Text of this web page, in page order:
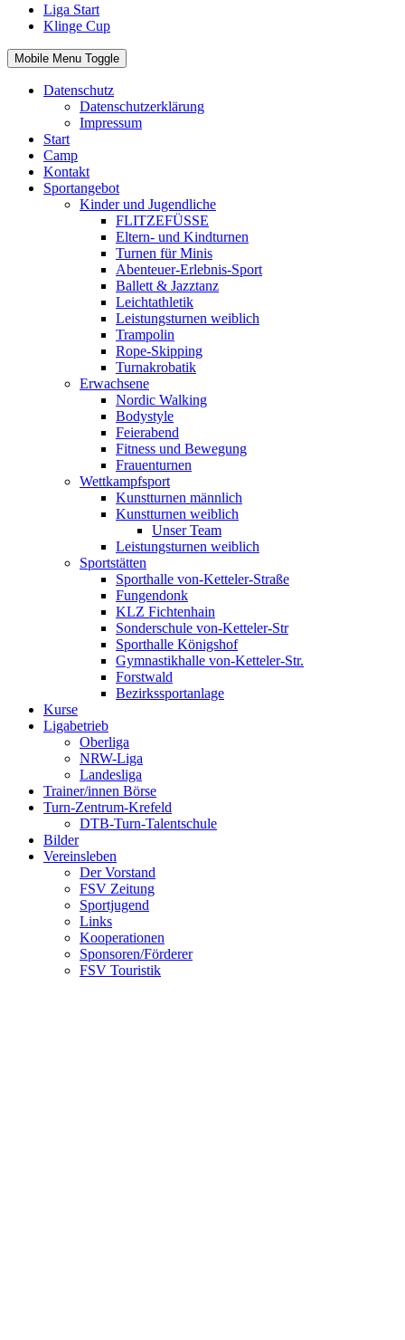
Liga Start
Klinge Cup
Mobile Menu Toggle
Datenschutz
Datenschutzerklärung
Impressum
Start
Camp
Kontakt
Sportangebot
Kinder und Jugendliche
FLITZEFÜSSE
Eltern- und Kindturnen
Turnen für Minis
Abenteuer-Erlebnis-Sport
Ballett & Jazztanz
Leichtathletik
Leistungsturnen weiblich
Trampolin
Rope-Skipping
Turnakrobatik
Erwachsene
Nordic Walking
Bodystyle
Feierabend
Fitness und Bewegung
Frauenturnen
Wettkampfsport
Kunstturnen männlich
Kunstturnen weiblich
Unser Team
Leistungsturnen weiblich
Sportstätten
Sporthalle von-Ketteler-Straße
Fungendonk
KLZ Fichtenhain
Sonderschule von-Ketteler-Str
Sporthalle Königshof
Gymnastikhalle von-Ketteler-Str.
Forstwald
Bezirkssportanlage
Kurse
Ligabetrieb
Oberliga
NRW-Liga
Landesliga
Trainer/innen Börse
Turn-Zentrum-Krefeld
DTB-Turn-Talentschule
Bilder
Vereinsleben
Der Vorstand
FSV Zeitung
Sportjugend
Links
Kooperationen
Sponsoren/Förderer
FSV Touristik